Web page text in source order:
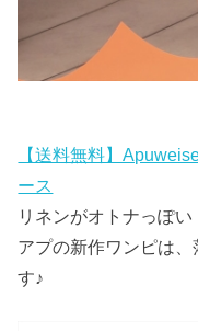
【送料無料】
ース
リネンがオトナっぽい
アプの新作ワンピは
す♪